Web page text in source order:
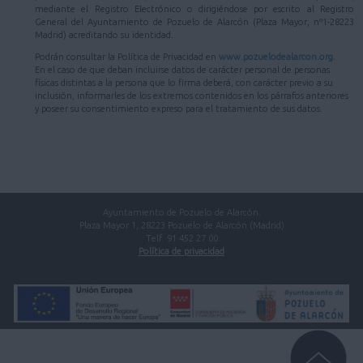
mediante el Registro Electrónico o dirigiéndose por escrito al Registro
General del Ayuntamiento de Pozuelo de Alarcón (Plaza Mayor, nº1-28223
Madrid) acreditando su identidad.
Podrán consultar la Política de Privacidad en www.pozuelodealarcon.org
En el caso de que deban incluirse datos de carácter personal de personas
físicas distintas a la persona que lo firma deberá, con carácter previo a su
inclusión, informarles de los extremos contenidos en los párrafos anteriores
y poseer su consentimiento expreso para el tratamiento de sus datos.
Ayuntamiento de Pozuelo de Alarcón.
Plaza Mayor 1, 28223 Pozuelo de Alarcón (Madrid)
Telf. 91 452 27 00
Política de privacidad